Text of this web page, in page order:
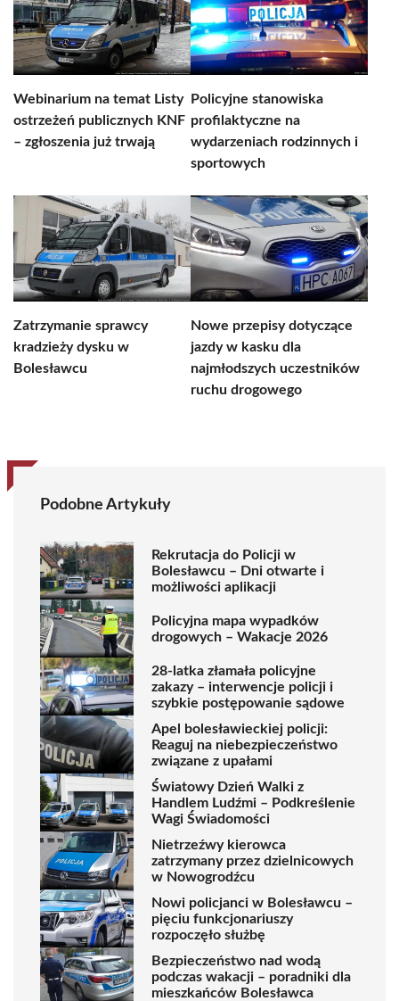
Webinarium na temat Listy
ostrzeżeń publicznych KNF
– zgłoszenia już trwają
Policyjne stanowiska
profilaktyczne na
wydarzeniach rodzinnych i
sportowych
Zatrzymanie sprawcy
kradzieży dysku w
Bolesławcu
Nowe przepisy dotyczące
jazdy w kasku dla
najmłodszych uczestników
ruchu drogowego
Podobne Artykuły
Rekrutacja do Policji w
Bolesławcu – Dni otwarte i
możliwości aplikacji
Policyjna mapa wypadków
drogowych – Wakacje 2026
28-latka złamała policyjne
zakazy – interwencje policji i
szybkie postępowanie sądowe
Apel bolesławieckiej policji:
Reaguj na niebezpieczeństwo
związane z upałami
Światowy Dzień Walki z
Handlem Ludźmi – Podkreślenie
Wagi Świadomości
Nietrzeźwy kierowca
zatrzymany przez dzielnicowych
w Nowogrodźcu
Nowi policjanci w Bolesławcu –
pięciu funkcjonariuszy
rozpoczęło służbę
Bezpieczeństwo nad wodą
podczas wakacji – poradniki dla
mieszkańców Bolesławca